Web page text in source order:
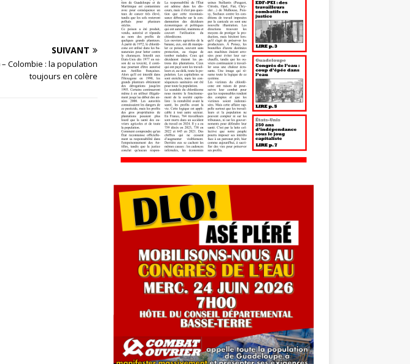
SUIVANT
– Colombie : la population
toujours en colère